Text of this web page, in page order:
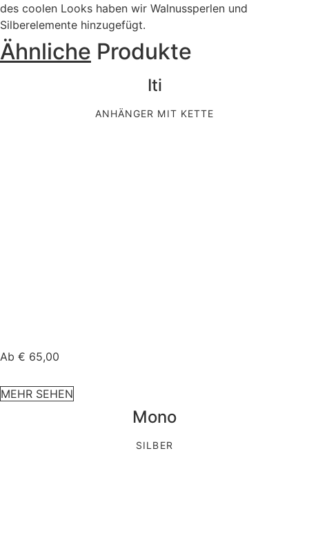
des coolen Looks haben wir Walnussperlen und
Silberelemente hinzugefügt.
Ähnliche Produkte
Iti
ANHÄNGER MIT KETTE
Ab € 65,00
MEHR SEHEN
Mono
SILBER